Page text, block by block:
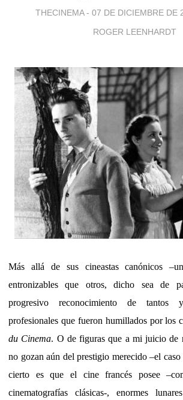
THECINEMA - 07 DE DICIEMBRE DE
ROGER LEENHARDT
Más allá de sus cineastas canónicos
entronizables que otros, dicho sea de
progresivo reconocimiento de tantos
profesionales que fueron humillados por los
du Cinema. O de figuras que a mi juicio de
no gozan aún del prestigio merecido –el
cierto es que el cine francés posee
cinematografías clásicas-, enormes